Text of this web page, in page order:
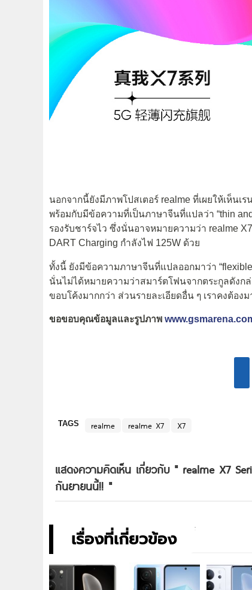
นอกจากนี้ยังมีภาพโปสเตอร์ realme ที่เผยให้เห็น
พร้อมกับมีข้อความที่เป็นภาษาจีนที่แปลว่า “thin
รองรับชาร์จไว ซึ่งนั่นอาจหมายความว่า realme
DART Charging กำลังไฟ 125W ด้วย
ทั้งนี้ ยังมีข้อความภาษาจีนที่แปลออกมาว่า
นั่นไม่ได้หมายความว่าสมาร์ตโฟนจากตระกูลดังก
ขอบโค้งมากกว่า ส่วนรายละเอียดอื่น ๆ เราคงต้อ
ขอขอบคุณข้อมูลและรูปภาพ
TAGS realme realme X7 X7
แสดงความคิดเห็น เกี่ยวกับ " realme X7
กันยายนนี้!! "
เรื่องที่เกี่ยวข้อง